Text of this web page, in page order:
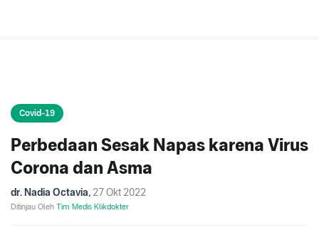
Covid-19
Perbedaan Sesak Napas karena Virus
Corona dan Asma
dr. Nadia Octavia, 27 Okt 2022
Ditinjau Oleh Tim Medis Klikdokter